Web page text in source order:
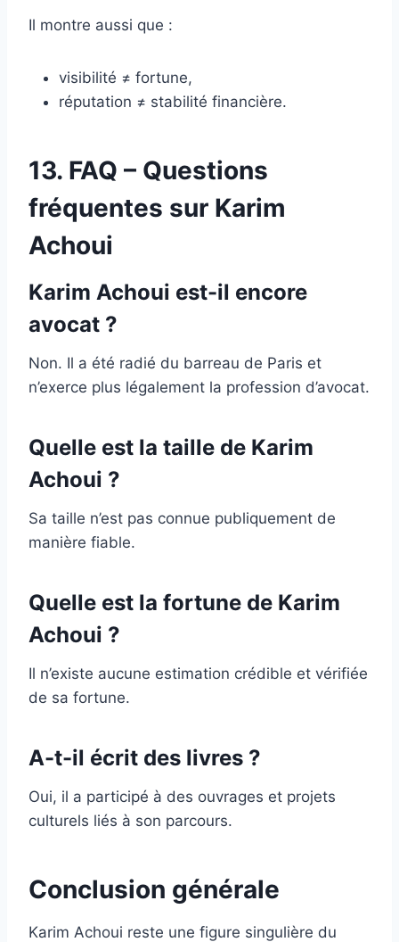
Il montre aussi que :
visibilité ≠ fortune,
réputation ≠ stabilité financière.
13. FAQ – Questions
fréquentes sur Karim
Achoui
Karim Achoui est-il encore
avocat ?
Non. Il a été radié du barreau de Paris et
n’exerce plus légalement la profession d’avocat.
Quelle est la taille de Karim
Achoui ?
Sa taille n’est pas connue publiquement de
manière fiable.
Quelle est la fortune de Karim
Achoui ?
Il n’existe aucune estimation crédible et vérifiée
de sa fortune.
A-t-il écrit des livres ?
Oui, il a participé à des ouvrages et projets
culturels liés à son parcours.
Conclusion générale
Karim Achoui reste une figure singulière du